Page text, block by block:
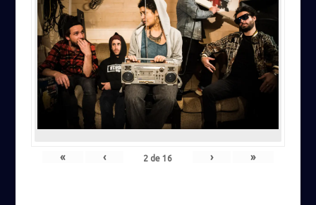
« ‹ 2 de16 › »